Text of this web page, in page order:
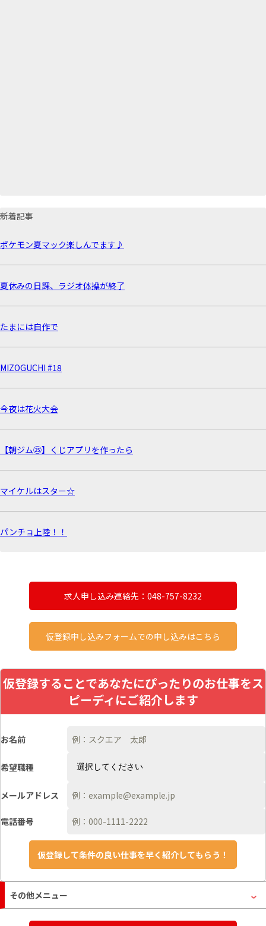
新着記事
ポケモン夏マック楽しんでます♪
夏休みの日課、ラジオ体操が終了
たまには自作で
MIZOGUCHI #18
今夜は花火大会
【朝ジム㉕】くじアプリを作ったら
マイケルはスター☆
パンチョ上陸！！
求人申し込み連絡先：048-757-8232
仮登録申し込みフォームでの申し込みはこちら
仮登録することであなたにぴったりのお仕事をス
ピーディにご紹介します
お名前
希望職種
メールアドレス
電話番号
その他メニュー